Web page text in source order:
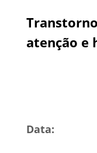
atenção e
Data: